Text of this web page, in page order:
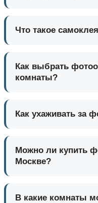
Что такое
Как выбрать
комнаты?
Как ухаживать за
Можно ли купить
Москве?
В какие комнаты